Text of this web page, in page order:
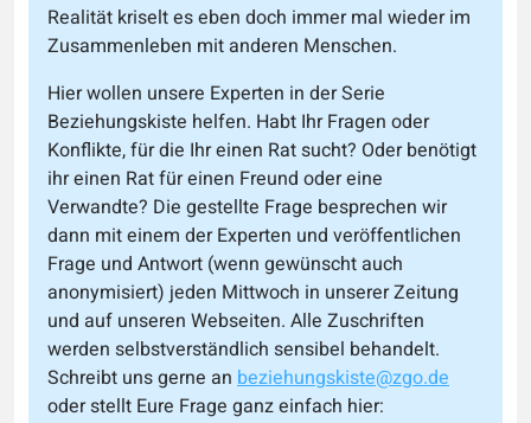
Realität kriselt es eben doch immer mal wieder im
Zusammenleben mit anderen Menschen.
Hier wollen unsere Experten in der Serie
Beziehungskiste helfen. Habt Ihr Fragen oder
Konflikte, für die Ihr einen Rat sucht? Oder benötigt
ihr einen Rat für einen Freund oder eine
Verwandte? Die gestellte Frage besprechen wir
dann mit einem der Experten und veröffentlichen
Frage und Antwort (wenn gewünscht auch
anonymisiert) jeden Mittwoch in unserer Zeitung
und auf unseren Webseiten. Alle Zuschriften
werden selbstverständlich sensibel behandelt.
Schreibt uns gerne an beziehungskiste@zgo.de
oder stellt Eure Frage ganz einfach hier: